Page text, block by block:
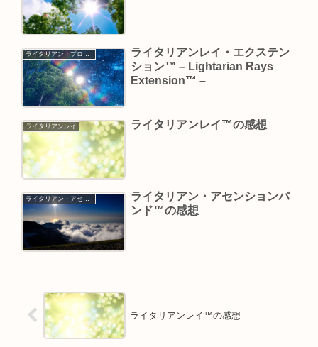
ライタリアン・プログラム
ライタリアンレイ・エクステン
ション™ – Lightarian Rays
Extension™ –
ライタリアンレイ ライタリアンレイ™の感想
ライタリアン・アセンションバ
ンド™の感想
ライタリアンレイ™の感想